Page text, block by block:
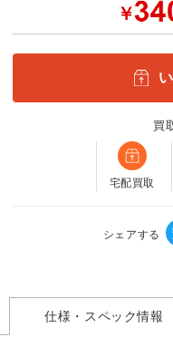
￥
買
宅配買取
シェアする
仕様・スペック情報